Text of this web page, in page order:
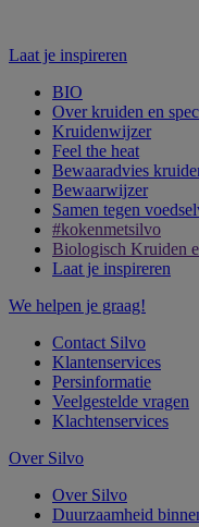
Laat je inspireren
BIO
Over kruiden en
Kruidenwijzer
Feel the heat
Bewaaradvies
Bewaarwijzer
Samen tegen
#kokenmetsilvo
Biologisch Kruiden
Laat je inspireren
We helpen je graag!
Contact Silvo
Klantenservices
Persinformatie
Veelgestelde vragen
Klachtenservices
Over Silvo
Over Silvo
Duurzaamheid